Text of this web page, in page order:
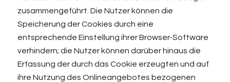
zusammengeführt. Die Nutzer können die
Speicherung der Cookies durch eine
entsprechende Einstellung ihrer Browser-Software
verhindern; die Nutzer können darüber hinaus die
Erfassung der durch das Cookie erzeugten und auf
ihre Nutzung des Onlineangebotes bezogenen